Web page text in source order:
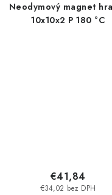
Neodymový magnet
10x10x2 P 180 °C
€34,02 bez DPH
€41,84